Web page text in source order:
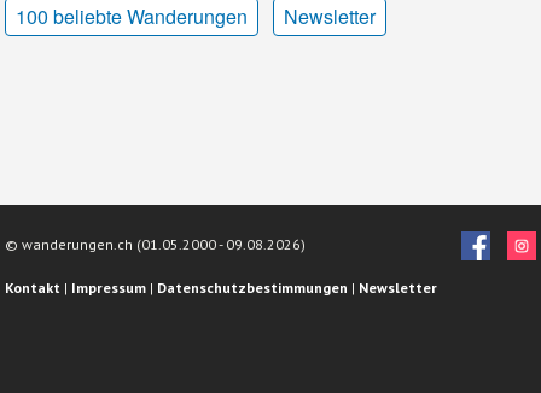
100 beliebte Wanderungen Newsletter
© wanderungen.ch (01.05.2000 - 09.08.2026)
Kontakt | Impressum | Datenschutzbestimmungen | Newsletter